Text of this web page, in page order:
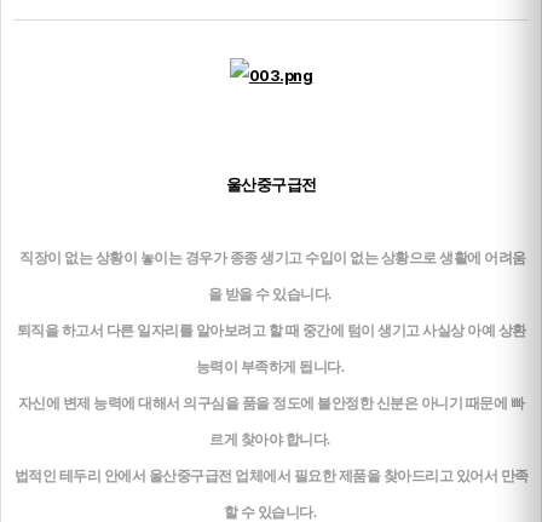
울산중구급전
직장이 없는 상황이 놓이는 경우가 종종 생기고 수입이 없는 상황으로 생활에 어려움
을 받을 수 있습니다.
퇴직을 하고서 다른 일자리를 알아보려고 할 때 중간에 텀이 생기고 사실상 아예 상환
능력이 부족하게 됩니다.
자신에 변제 능력에 대해서 의구심을 품을 정도에 불안정한 신분은 아니기 때문에 빠
르게 찾아야 합니다.
법적인 테두리 안에서 울산중구급전 업체에서 필요한 제품을 찾아드리고 있어서 만족
할 수 있습니다.